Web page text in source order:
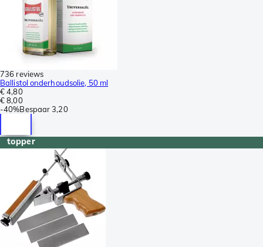
736 reviews
Ballistol onderhoudsolie, 50 ml
€ 4,80
€ 8,00
-40%Bespaar 3,20
topper